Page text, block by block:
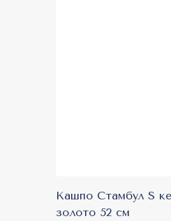
Кашпо Стамбул S
золото 52 см